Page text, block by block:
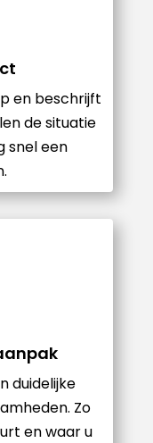
en beschrijft
de situatie
snel een
duidelijke
Zo
en waar u